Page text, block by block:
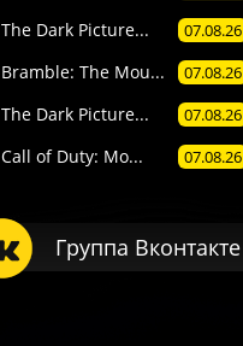
The Dark Picture... 07.08.26
Bramble: The Mou... 07.08.26
The Dark Picture... 07.08.26
Call of Duty: Mo... 07.08.26
Группа Вконтакте